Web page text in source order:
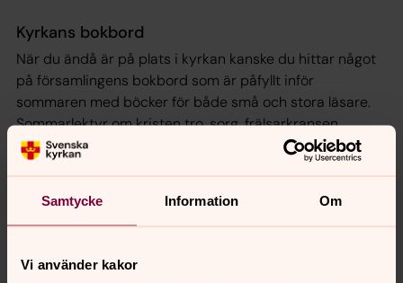
Samtycke Information Om
Vi använder kakor
Kyrkans bokbord
När du ändå är på plats i kyrkan kanske du hittar något
på församlingens bokbord som är påfyllt inför
sommaren med böcker för både små och stora läsare.
Sommarlektyr om kristen tro, sorg, frälsarkransen,
pilgrimsvandring samt biblar och psalmböcker. Det finns
fina kort och små presenter eller gåvor till någon du